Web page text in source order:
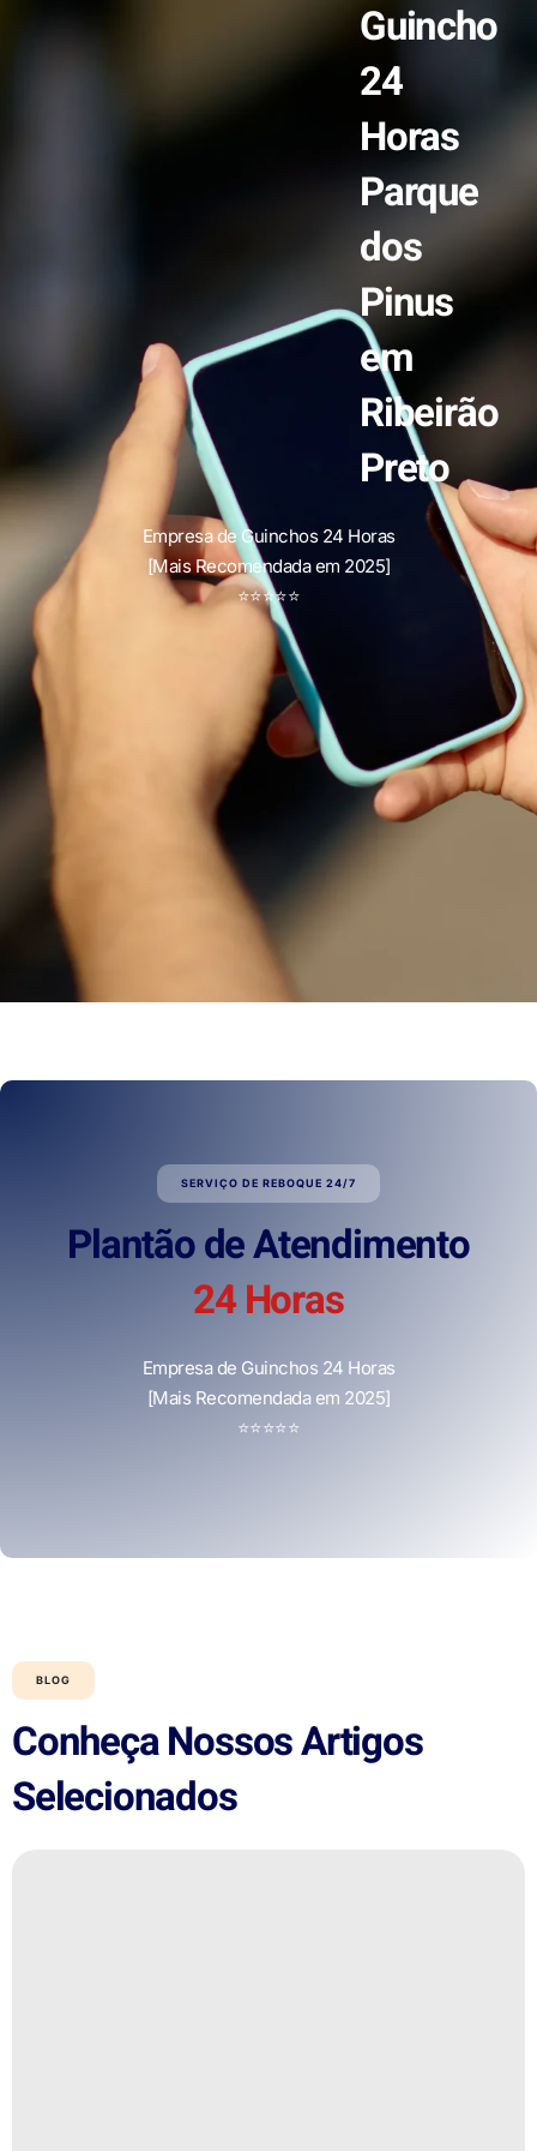
Guincho
24
Horas
Parque
dos
Pinus
em
Ribeirão
Preto
Empresa de Guinchos 24 Horas
[Mais Recomendada em 2025]
⭐⭐⭐⭐⭐
SERVIÇO DE REBOQUE 24/7
Plantão de Atendimento
24 Horas
Empresa de Guinchos 24 Horas
[Mais Recomendada em 2025]
⭐⭐⭐⭐⭐
BLOG
Conheça Nossos Artigos
Selecionados